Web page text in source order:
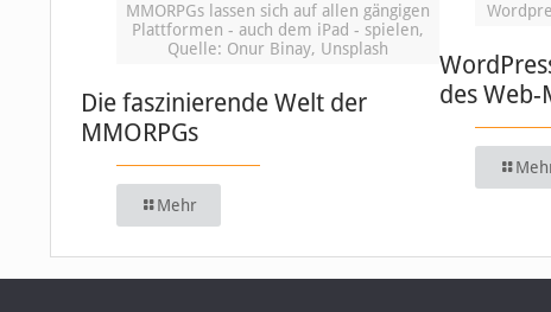
MMORPGs lassen sich auf allen gängigen
Plattformen - auch dem iPad - spielen,
Quelle: Onur Binay, Unsplash
Die faszinierende Welt der
MMORPGs
Mehr
des